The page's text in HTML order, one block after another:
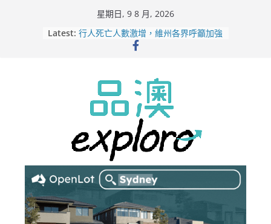
星期日, 9 8 月, 2026
Latest: 行人死亡人數激增，維州各界呼籲加強
美商二手巨頭進駐吉朗，在地慈善小店
憂生存空間遭擠壓
電動車電池爭端隱憂浮現！經銷商警告
澳洲恐迎訴訟浪潮
拒絕白工！ Aldi涉強迫無薪加班 掏
5500萬澳元和解